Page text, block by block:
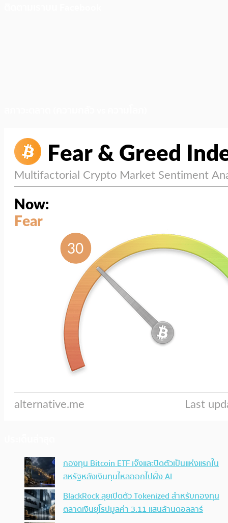
กองทุน Bitcoin ETF เจ๊งและปิดตัวเป็นแห่งแรกใน
สหรัฐหลังเงินทุนไหลออกไปฝั่ง AI
BlackRock ลุยเปิดตัว Tokenized สำหรับกองทุน
ตลาดเงินยุโรปมูลค่า 3.11 แสนล้านดอลลาร์